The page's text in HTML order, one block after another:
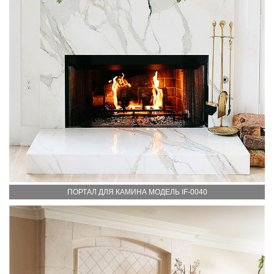
ПОРТАЛ ДЛЯ КАМИНА МОДЕЛЬ IF-0040